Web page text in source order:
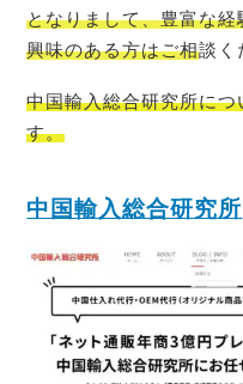
となりまして、豊富な
興味のある方はご相談く
中国輸入総合研究所に
す。
中国輸入総合研究所